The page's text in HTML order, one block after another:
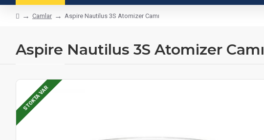
Camlar Aspire Nautilus 3S Atomizer Camı
Aspire Nautilus 3S Atomizer Camı
STOKTA VAR